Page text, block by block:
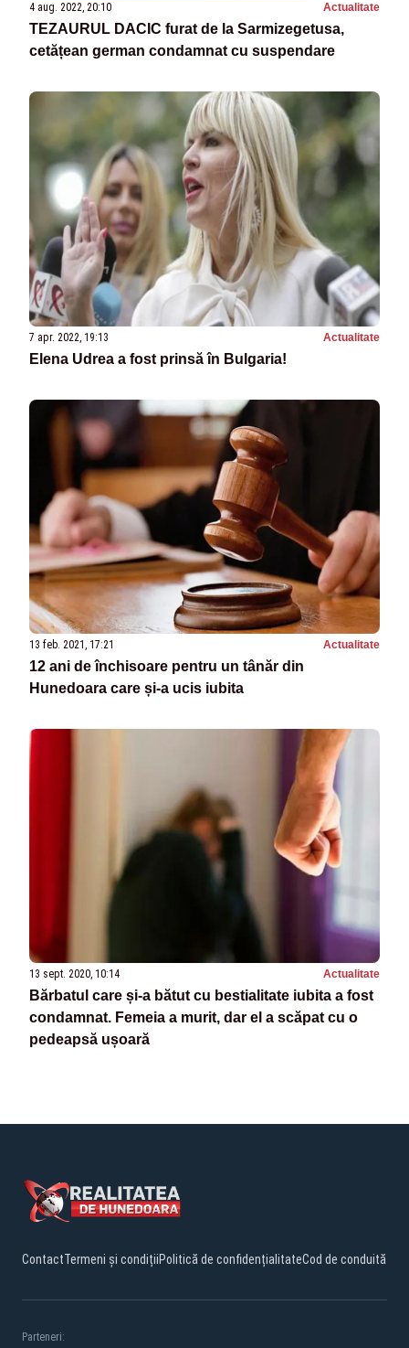
4 aug. 2022, 20:10 Actualitate
TEZAURUL DACIC furat de la Sarmizegetusa,
cetățean german condamnat cu suspendare
7 apr. 2022, 19:13 Actualitate
Elena Udrea a fost prinsă în Bulgaria!
13 feb. 2021, 17:21 Actualitate
12 ani de închisoare pentru un tânăr din
Hunedoara care și-a ucis iubita
13 sept. 2020, 10:14 Actualitate
Bărbatul care și-a bătut cu bestialitate iubita a fost
condamnat. Femeia a murit, dar el a scăpat cu o
pedeapsă ușoară
ContactTermeni și condițiiPolitică de confidențialitateCod de conduită
Parteneri: